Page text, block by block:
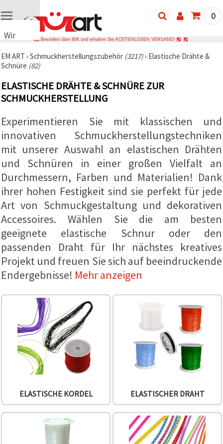
Wir
Cookies
🍪 Wir
Cookies
und
ähnliche
um das
ordnungsgemäße
Funktionieren
sicherzustellen,
Nutzungserlebnis
zu
verbessern
und, mit
Einwilligung,
den
Datenverkehr
zu
analysieren
sowie
Inhalte und
Werbung
anzuzeigen,
Unterstützung
Marketing.
Sie können
akzeptieren,
Auswahl in
0
Bestellen über 80€ und erhalten Sie KOSTENLOSEN VERSAND!
EM ART › Schmuckherstellungszubehör (3217)› Elastische Drähte &
Schnüre (82)
ELASTISCHE DRÄHTE & SCHNÜRE ZUR
SCHMUCKHERSTELLUNG
Experimentieren Sie mit klassischen und
innovativen Schmuckherstellungstechniken
mit unserer Auswahl an elastischen Drähten
und Schnüren in einer großen Vielfalt an
Durchmessern, Farben und Materialien! Dank
ihrer hohen Festigkeit sind sie perfekt für jede
Art von Schmuckgestaltung und dekorativen
Accessoires. Wählen Sie die am besten
geeignete elastische Schnur oder den
passenden Draht für Ihr nächstes kreatives
Projekt und freuen Sie sich auf beeindruckende
Endergebnisse! Mehr anzeigen
ELASTISCHE KORDEL ELASTISCHER DRAHT